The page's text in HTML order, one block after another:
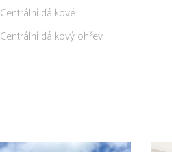
Centrální dálkové
Centrální dálkový ohřev